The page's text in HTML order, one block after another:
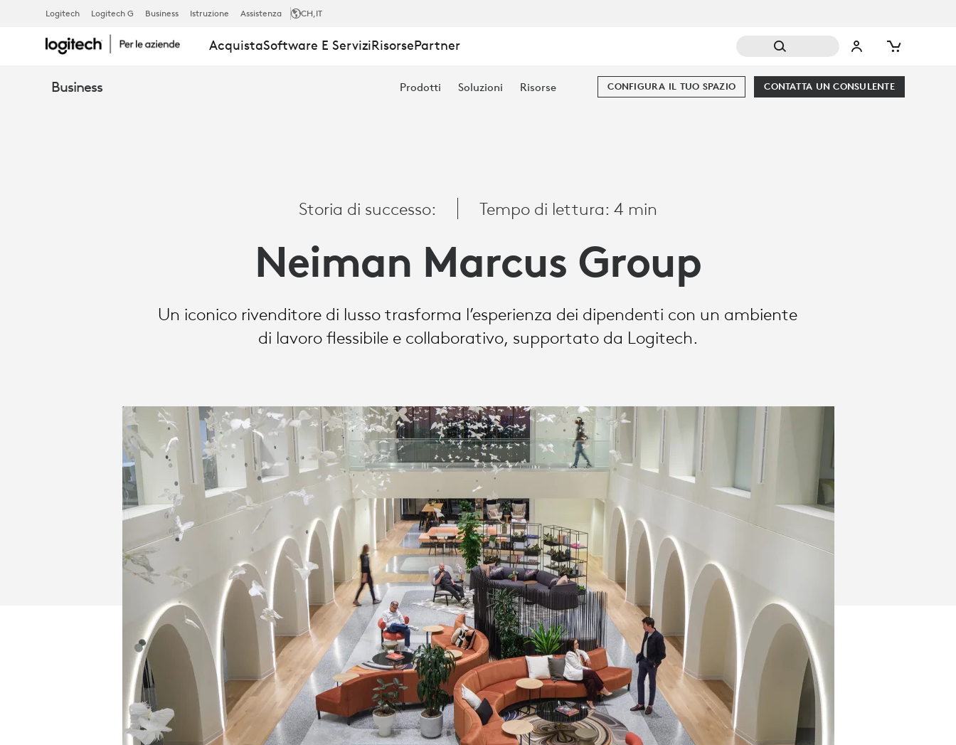
STORIA
GROUP
Logitech Logitech G Business Istruzione Assistenza CH,IT
AcquistaSoftware E ServiziRisorsePartner
Business Prodotti Soluzioni Risorse CONTATTA UN CONSULENTE
CONFIGURA IL TUO SPAZIO
Storia di successo: Tempo di lettura: 4 min
Neiman Marcus Group
Un iconico rivenditore di lusso trasforma l’esperienza dei dipendenti con un ambiente
di lavoro flessibile e collaborativo, supportato da Logitech.